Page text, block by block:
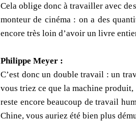
Cela oblige donc à travailler avec
monteur de cinéma : on a des
encore très loin d’avoir un livre
Philippe Meyer :
C’est donc un double travail : un
vous triez ce que la machine
reste encore beaucoup de travail
Chine, vous auriez été bien plus